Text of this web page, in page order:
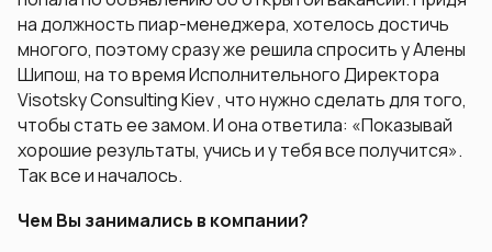
на должность пиар-менеджера, хотелось достичь
многого, поэтому сразу же решила спросить у Алены
Шипош, на то время Исполнительного Директора
Visotsky Consulting Kiev , что нужно сделать для того,
чтобы стать ее замом. И она ответила: «Показывай
хорошие результаты, учись и у тебя все получится».
Так все и началось.
Чем Вы занимались в компании?